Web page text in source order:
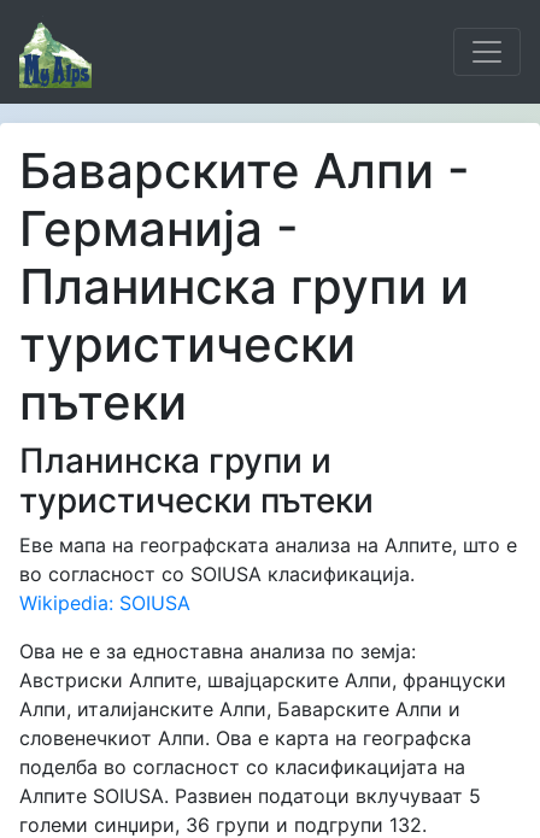
Баварските Алпи -
Германија -
Планинска групи и
туристически
пътеки
Планинска групи и
туристически пътеки
Еве мапа на географската анализа на Алпите, што е
во согласност со SOIUSA класификација.
Wikipedia: SOIUSA
Ова не е за едноставна анализа по земја:
Австриски Алпите, швајцарските Алпи, француски
Алпи, италијанските Алпи, Баварските Алпи и
словенечкиот Алпи. Ова е карта на географска
поделба во согласност со класификацијата на
Алпите SOIUSA. Развиен податоци вклучуваат 5
големи синџири, 36 групи и подгрупи 132.